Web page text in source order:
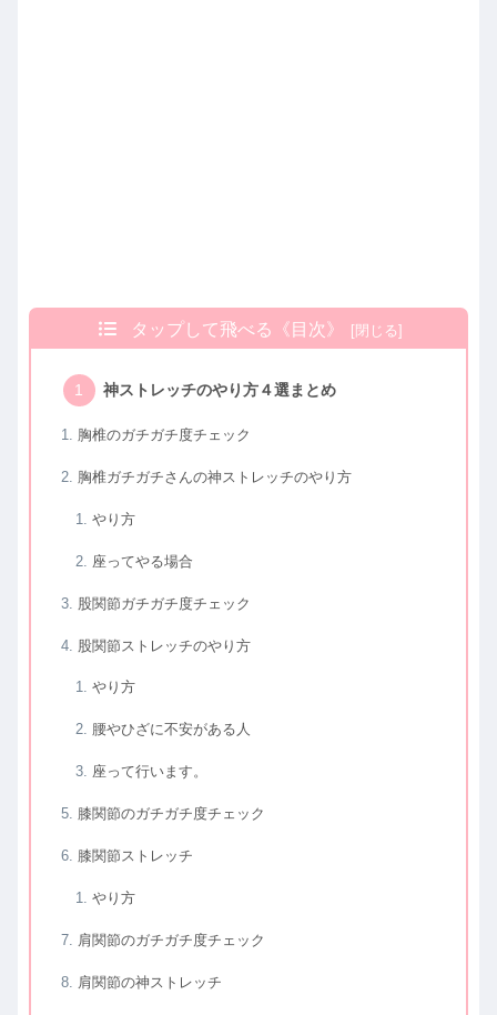
タップして飛べる《目次》
神ストレッチのやり方４選まとめ
胸椎のガチガチ度チェック
胸椎ガチガチさんの神ストレッチのやり方
やり方
座ってやる場合
股関節ガチガチ度チェック
股関節ストレッチのやり方
やり方
腰やひざに不安がある人
座って行います。
膝関節のガチガチ度チェック
膝関節ストレッチ
やり方
肩関節のガチガチ度チェック
肩関節の神ストレッチ